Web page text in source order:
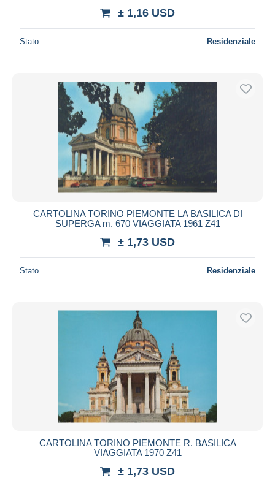
± 1,16 USD
Stato Residenziale
CARTOLINA TORINO PIEMONTE LA BASILICA DI
SUPERGA m. 670 VIAGGIATA 1961 Z41
± 1,73 USD
Stato Residenziale
CARTOLINA TORINO PIEMONTE R. BASILICA
VIAGGIATA 1970 Z41
± 1,73 USD